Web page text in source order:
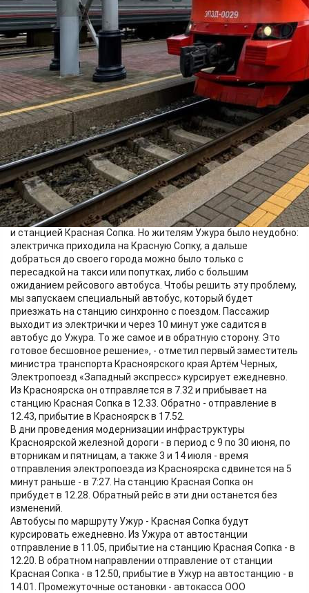
Фото:
Краспригород
С 15 июня жители Ужурского округа смогут добираться до
краевого центра по новой транспортной схеме. Маршрут
объединит автобусную перевозку от Ужура до станции
Красная Сопка и электропоезд «Западный экспресс»,
следующий до Красноярска. Главное преимущество -
стыковка рейсов: пассажирам не придётся подолгу ждать
пересадку.
"Западный экспресс" давно курсирует между Красноярском
и станцией Красная Сопка. Но жителям Ужура было неудобно:
электричка приходила на Красную Сопку, а дальше
добраться до своего города можно было только с
пересадкой на такси или попутках, либо с большим
ожиданием рейсового автобуса. Чтобы решить эту проблему,
мы запускаем специальный автобус, который будет
приезжать на станцию синхронно с поездом. Пассажир
выходит из электрички и через 10 минут уже садится в
автобус до Ужура. То же самое и в обратную сторону. Это
готовое бесшовное решение», - отметил первый заместитель
министра транспорта Красноярского края Артём Черных,
Электропоезд «Западный экспресс» курсирует ежедневно.
Из Красноярска он отправляется в 7.32 и прибывает на
станцию Красная Сопка в 12.33. Обратно - отправление в
12.43, прибытие в Красноярск в 17.52.
В дни проведения модернизации инфраструктуры
Красноярской железной дороги - в период с 9 по 30 июня, по
вторникам и пятницам, а также 3 и 14 июля - время
отправления электропоезда из Красноярска сдвинется на 5
минут раньше - в 7:27. На станцию Красная Сопка он
прибудет в 12.28. Обратный рейс в эти дни останется без
изменений.
Автобусы по маршруту Ужур - Красная Сопка будут
курсировать ежедневно. Из Ужура от автостанции
отправление в 11.05, прибытие на станцию Красная Сопка - в
12.20. В обратном направлении отправление от станции
Красная Сопка - в 12.50, прибытие в Ужур на автостанцию - в
14.01. Промежуточные остановки - автокасса ООО